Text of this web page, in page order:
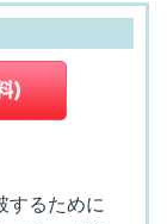
するために